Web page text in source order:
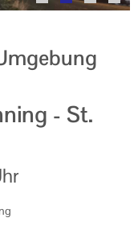
- St.